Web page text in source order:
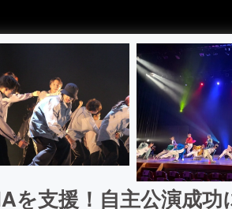
支援！自主公演成功